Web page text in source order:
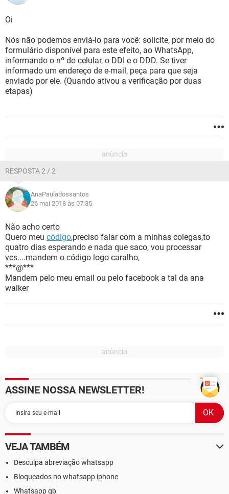
Oi
Nós não podemos enviá-lo para você: solicite, por meio do
formulário disponível para este efeito, ao WhatsApp,
informando o nº do celular, o DDI e o DDD. Se tiver
informado um endereço de e-mail, peça para que seja
enviado por ele. (Quando ativou a verificação por duas
etapas)
RESPOSTA 2 / 2
AnaPauladossantos
26 mai 2018 às 07:35
Não acho certo
Quero meu código,preciso falar com a minhas colegas,to
quatro dias esperando e nada que saco, vou processar
vcs....mandem o código logo caralho,
***@***
Mandem pelo meu email ou pelo facebook a tal da ana
walker
ASSINE NOSSA NEWSLETTER!
VEJA TAMBÉM
Desculpa abreviação whatsapp
Bloqueados no whatsapp iphone
Whatsapp gb